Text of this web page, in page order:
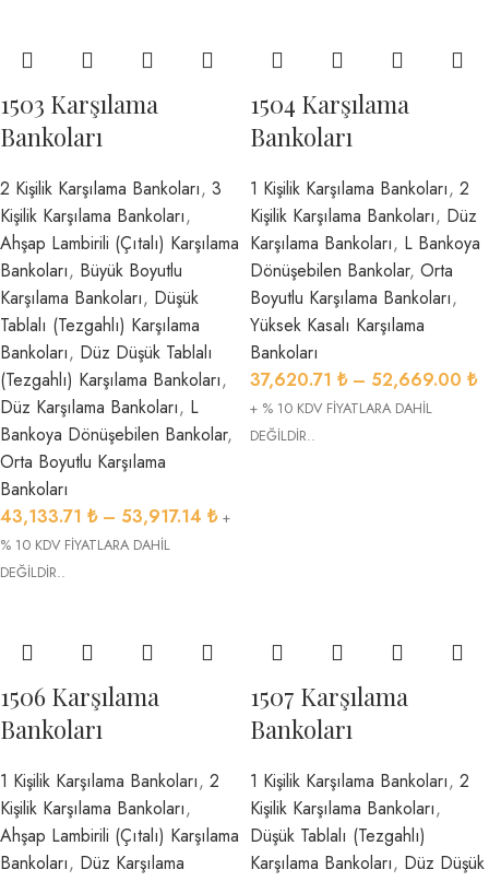
1503 Karşılama
Bankoları
2 Kişilik Karşılama Bankoları, 3
Kişilik Karşılama Bankoları,
Ahşap Lambirili (Çıtalı) Karşılama
Bankoları, Büyük Boyutlu
Karşılama Bankoları, Düşük
Tablalı (Tezgahlı) Karşılama
Bankoları, Düz Düşük Tablalı
(Tezgahlı) Karşılama Bankoları,
Düz Karşılama Bankoları, L
Bankoya Dönüşebilen Bankolar,
Orta Boyutlu Karşılama
Bankoları
43,133.71 ₺ – 53,917.14 ₺ +
% 10 KDV FİYATLARA DAHİL
DEĞİLDİR..
1504 Karşılama
Bankoları
1 Kişilik Karşılama Bankoları, 2
Kişilik Karşılama Bankoları, Düz
Karşılama Bankoları, L Bankoya
Dönüşebilen Bankolar, Orta
Boyutlu Karşılama Bankoları,
Yüksek Kasalı Karşılama
Bankoları
37,620.71 ₺ – 52,669.00 ₺
+ % 10 KDV FİYATLARA DAHİL
DEĞİLDİR..
1506 Karşılama
Bankoları
1 Kişilik Karşılama Bankoları, 2
Kişilik Karşılama Bankoları,
Ahşap Lambirili (Çıtalı) Karşılama
Bankoları, Düz Karşılama
1507 Karşılama
Bankoları
1 Kişilik Karşılama Bankoları, 2
Kişilik Karşılama Bankoları,
Düşük Tablalı (Tezgahlı)
Karşılama Bankoları, Düz Düşük